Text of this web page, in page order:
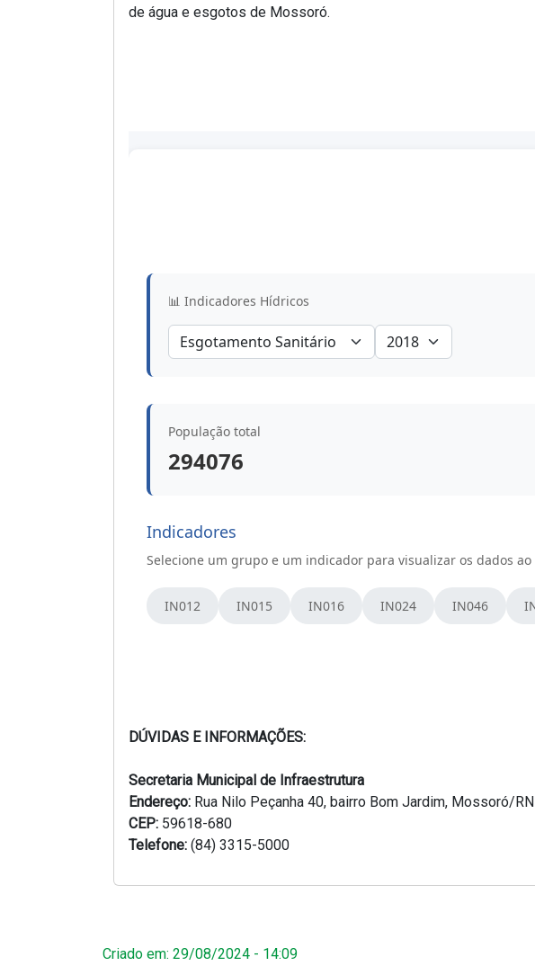
de água e esgotos de Mossoró.
DÚVIDAS E INFORMAÇÕES:
Secretaria Municipal de Infraestrutura
Endereço: Rua Nilo Peçanha 40, bairro Bom Jardim, Mossoró/RN
CEP: 59618-680
Telefone: (84) 3315-5000
Criado em: 29/08/2024 - 14:09